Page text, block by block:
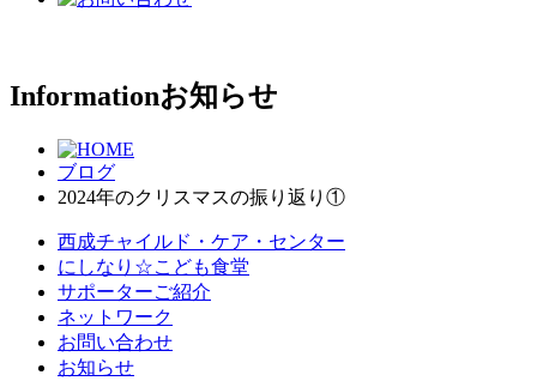
Informationお知らせ
ブログ
2024年のクリスマスの振り返り①
西成チャイルド・ケア・センター
にしなり☆こども食堂
サポーターご紹介
ネットワーク
お問い合わせ
お知らせ